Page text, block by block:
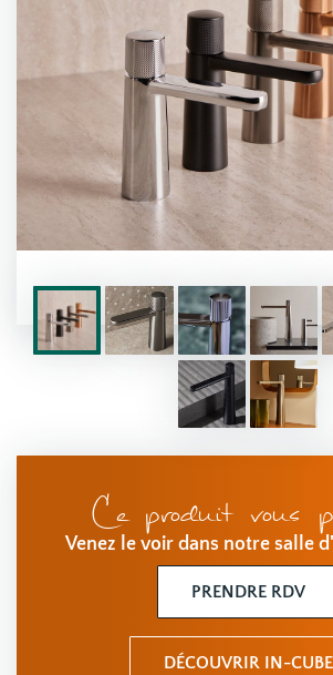
Ce produit vous
Venez le voir dans notre salle
PRENDRE RDV
DÉCOUVRIR IN-CUBE